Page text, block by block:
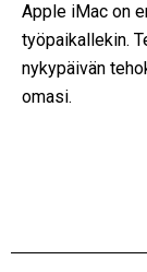
Apple iMac on
työpaikallekin.
nykypäivän
omasi.